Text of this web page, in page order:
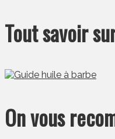
Tout savoir
On vous